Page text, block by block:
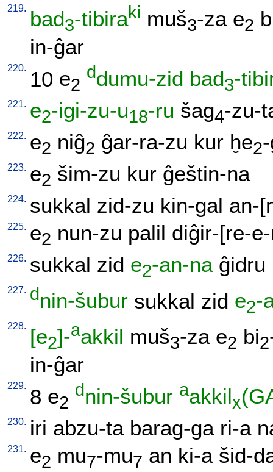
219. bad3-tibiraki muš3-za e2
in-ĝar
220. 10 e2
ddumu-zid bad3-
221. e2-igi-zu-u18-ru šag4-zu-
222. e2 niĝ2 ĝar-ra-zu kur ḫe2
223. e2 šim-zu kur ĝeštin-na
224. sukkal zid-zu kin-gal an-
225. e2 nun-zu palil diĝir-[re-
226. sukkal zid e2-an-na ĝidru
227. dnin-šubur sukkal zid e2-
228. [e2]-aakkil muš3-za e2 bi2
in-ĝar
229. 8 e2
dnin-šubur aakkilx
230. iri abzu-ta barag-ga ri-a
231. e2 mu7-mu7 an ki-a šid-